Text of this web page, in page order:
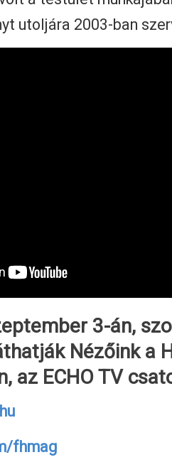
utoljára 2003-ban
3-án,
Nézőink a
az ECHO TV
fhmag